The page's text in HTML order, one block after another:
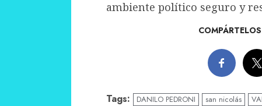
ambiente político seguro y
Tags: DANILO PEDRONI san nicolás